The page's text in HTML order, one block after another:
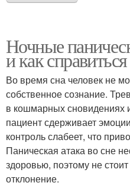
Ночные
и как
Во время сна человек не
собственное сознание.
в кошмарных сновидениях
пациент сдерживает
контроль слабеет, что
Паническая атака во сне
здоровью, поэтому не
отклонение.